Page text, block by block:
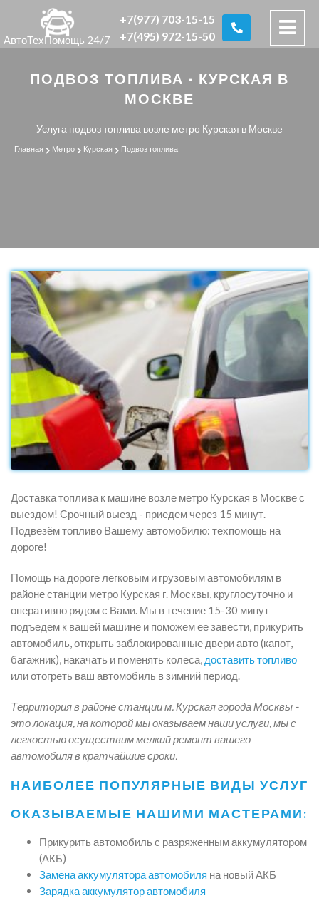
АвтоТехПомощь 24/7
+7(977) 703-15-15
+7(495) 972-15-50
ПОДВОЗ ТОПЛИВА - КУРСКАЯ В
МОСКВЕ
Услуга подвоз топлива возле метро Курская в Москве
Главная Метро Курская Подвоз топлива
Доставка топлива к машине возле метро Курская в Москве с
выездом! Срочный выезд - приедем через 15 минут.
Подвезём топливо Вашему автомобилю: техпомощь на
дороге!
Помощь на дороге легковым и грузовым автомобилям в
районе станции метро Курская г. Москвы, круглосуточно и
оперативно рядом с Вами. Мы в течение 15-30 минут
подъедем к вашей машине и поможем ее завести, прикурить
автомобиль, открыть заблокированные двери авто (капот,
багажник), накачать и поменять колеса, доставить топливо
или отогреть ваш автомобиль в зимний период.
Территория в районе станции м. Курская города Москвы -
это локация, на которой мы оказываем наши услуги, мы с
легкостью осуществим мелкий ремонт вашего
автомобиля в кратчайшие сроки.
НАИБОЛЕЕ ПОПУЛЯРНЫЕ ВИДЫ УСЛУГ
ОКАЗЫВАЕМЫЕ НАШИМИ МАСТЕРАМИ:
Прикурить автомобиль с разряженным аккумулятором
(АКБ)
Замена аккумулятора автомобиля на новый АКБ
Зарядка аккумулятор автомобиля